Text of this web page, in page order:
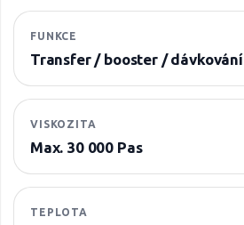
FUNKCE
Transfer / booster / dávkování
VISKOZITA
Max. 30 000 Pas
TEPLOTA